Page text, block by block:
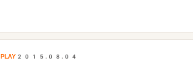
PLAY 2015.08.04